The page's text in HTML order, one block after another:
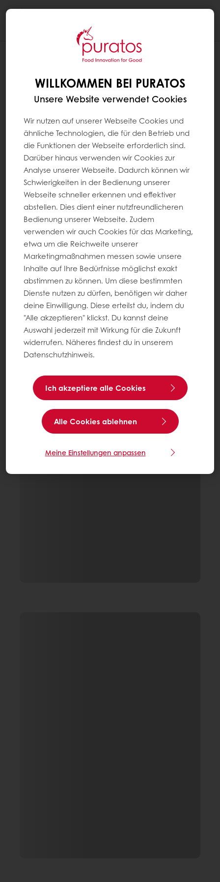
WILLKOMMEN BEI PURATOS
Unsere Website verwendet Cookies
Wir nutzen auf unserer Webseite Cookies und
ähnliche Technologien, die für den Betrieb und
die Funktionen der Webseite erforderlich sind.
Darüber hinaus verwenden wir Cookies zur
Analyse unserer Webseite. Dadurch können wir
Schwierigkeiten in der Bedienung unserer
Webseite schneller erkennen und effektiver
abstellen. Dies dient einer nutzfreundlicheren
Bedienung unserer Webseite. Zudem
verwenden wir auch Cookies für das Marketing,
etwa um die Reichweite unserer
Marketingmaßnahmen messen sowie unsere
Inhalte auf Ihre Bedürfnisse möglichst exakt
abstimmen zu können. Um diese bestimmten
Dienste nutzen zu dürfen, benötigen wir daher
deine Einwilligung. Diese erteilst du, indem du
"Alle akzeptieren" klickst. Du kannst deine
Auswahl jederzeit mit Wirkung für die Zukunft
widerrufen. Näheres findest du in unserem
Datenschutzhinweis.
Ich akzeptiere alle Cookies
Alle Cookies ablehnen
Meine Einstellungen anpassen